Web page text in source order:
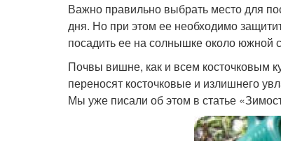
Важно правильно выбрать место для
дня. Но при этом ее необходимо
посадить ее на солнышке около южной
Почвы вишне, как и всем косточковым
переносят косточковые и излишнего
Мы уже писали об этом в статье